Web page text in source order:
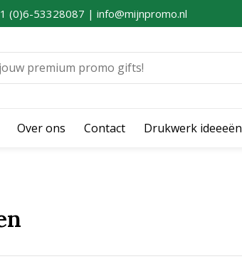
(0)6-53328087 | info@mijnpromo.nl
Over ons Contact Drukwerk ideeeën